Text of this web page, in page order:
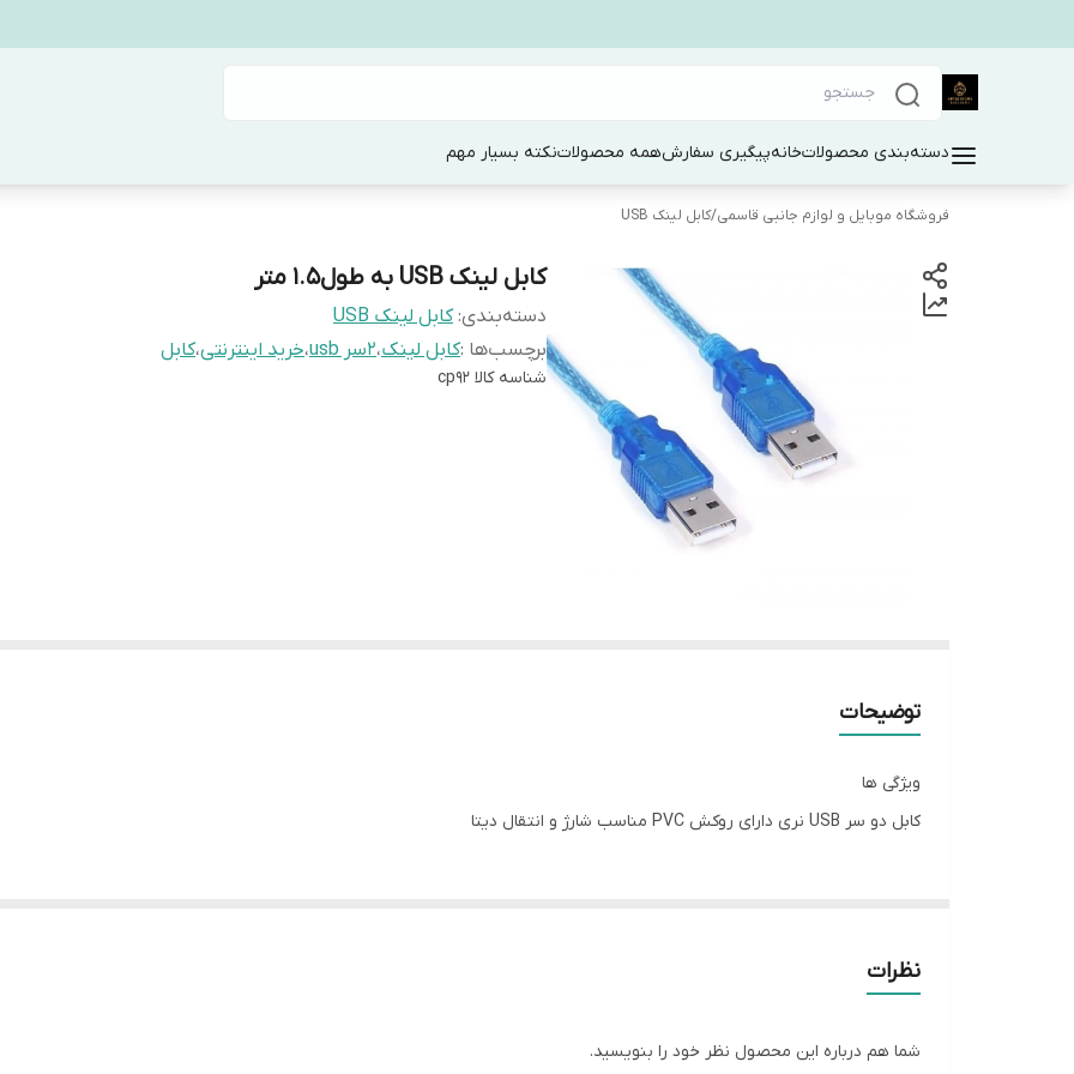
دسته‌بندی محصولاتخانهپیگیری سفارشهمه محصولاتنکته بسیار مهم
فروشگاه موبایل و لوازم جانبی قاسمی/کابل لینک USB
کابل لینک USB به طول1.5 متر
دسته‌بندی:کابل لینک USB
برچسب‌ها :کابل لینک،2سر usb ،خرید اینترنتی،کابل
شناسه کالا cp92
توضیحات
ویژگی ها
کابل دو سر USB نری دارای روکش PVC مناسب شارژ و انتقال دیتا
نظرات
شما هم درباره این محصول نظر خود را بنویسید.